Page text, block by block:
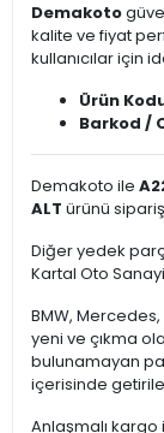
Demakoto
kalite ve fiyat
kullanıcılar için
Ürün
Barkod /
Demakoto ile
ALT ürünü
Diğer yedek
Kartal Oto
BMW,
yeni ve çıkma
bulunamayan
içerisinde
Anlaşmalı kargo